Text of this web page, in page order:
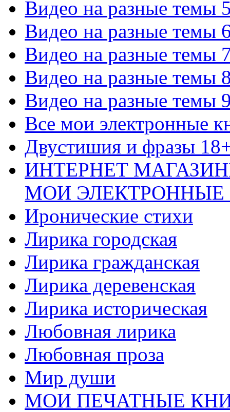
Видео на разные темы
Видео на разные темы
Видео на разные темы
Видео на разные темы
Видео на разные темы
Все мои электронные
Двустишия и фразы
ИНТЕРНЕТ
МОИ ЭЛЕКТРОННЫЕ
Иронические стихи
Лирика городская
Лирика гражданская
Лирика деревенская
Лирика историческая
Любовная лирика
Любовная проза
Мир души
МОИ ПЕЧАТНЫЕ